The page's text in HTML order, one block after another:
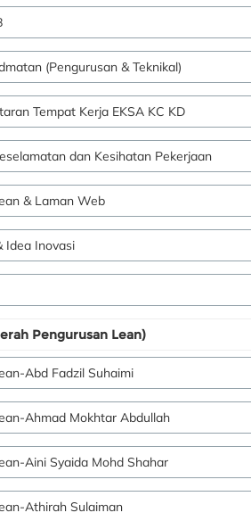
(Pengurusan & Teknikal)
Tempat Kerja EKSA KC KD
dan Kesihatan Pekerjaan
& Laman Web
Idea Inovasi
Pengurusan Lean)
Abd Fadzil Suhaimi
Ahmad Mokhtar Abdullah
Aini Syaida Mohd Shahar
Athirah Sulaiman